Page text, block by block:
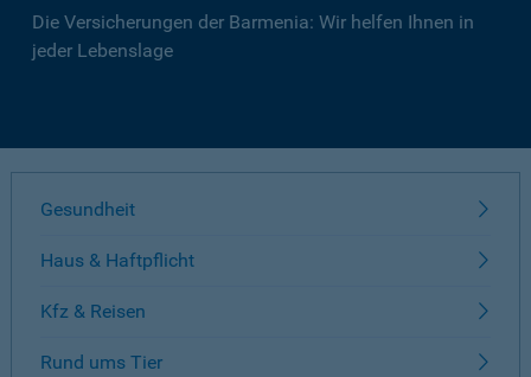
Die Versicherungen der Barmenia: Wir helfen Ihnen in
jeder Lebenslage
Gesundheit
Haus & Haftpflicht
Kfz & Reisen
Rund ums Tier